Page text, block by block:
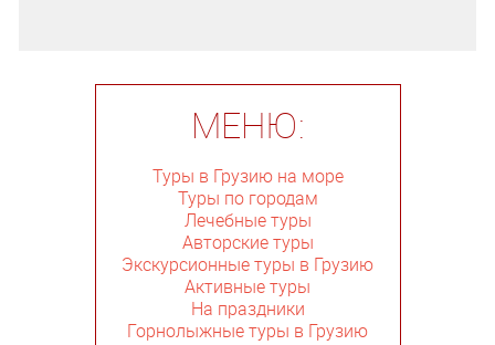
МЕНЮ:
Туры в Грузию на море
Туры по городам
Лечебные туры
Авторские туры
Экскурсионные туры в Грузию
Активные туры
На праздники
Горнолыжные туры в Грузию